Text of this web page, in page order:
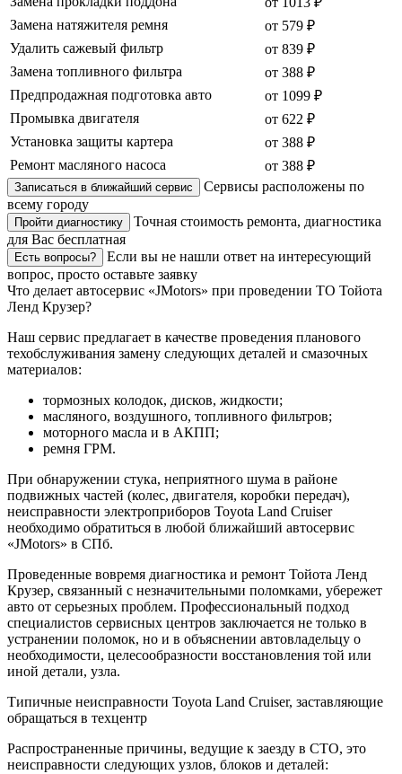
Замена натяжителя ремня
от 579 ₽
Удалить сажевый фильтр
от 839 ₽
Замена топливного фильтра
от 388 ₽
Предпродажная подготовка авто
от 1099 ₽
Промывка двигателя
от 622 ₽
Установка защиты картера
от 388 ₽
Ремонт масляного насоса
от 388 ₽
Записаться в ближайший сервис
Сервисы расположены по
всему городу
Пройти диагностику
Точная стоимость ремонта, диагностика
для Вас бесплатная
Есть вопросы?
Если вы не нашли ответ на интересующий
вопрос, просто оставьте заявку
Что делает автосервис «JMotors» при проведении ТО Тойота
Ленд Крузер?
Наш сервис предлагает в качестве проведения планового
техобслуживания замену следующих деталей и смазочных
материалов:
тормозных колодок, дисков, жидкости;
масляного, воздушного, топливного фильтров;
моторного масла и в АКПП;
ремня ГРМ.
При обнаружении стука, неприятного шума в районе
подвижных частей (колес, двигателя, коробки передач),
неисправности электроприборов Toyota Land Cruiser
необходимо обратиться в любой ближайший автосервис
«JMotors» в СПб.
Проведенные вовремя диагностика и ремонт Тойота Ленд
Крузер, связанный с незначительными поломками, убережет
авто от серьезных проблем. Профессиональный подход
специалистов сервисных центров заключается не только в
устранении поломок, но и в объяснении автовладельцу о
необходимости, целесообразности восстановления той или
иной детали, узла.
Типичные неисправности Toyota Land Cruiser, заставляющие
обращаться в техцентр
Распространенные причины, ведущие к заезду в СТО, это
неисправности следующих узлов, блоков и деталей: